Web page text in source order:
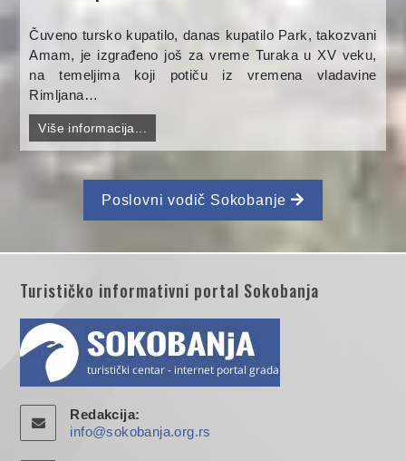
Čuveno tursko kupatilo, danas kupatilo Park, takozvani
Amam, je izgrađeno još za vreme Turaka u XV veku,
na temeljima koji potiču iz vremena vladavine
Rimljana…
Više informacija...
Poslovni vodič Sokobanje
Turističko informativni portal Sokobanja
Redakcija:
info@sokobanja.org.rs